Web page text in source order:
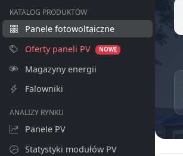
KATALOG PRODUKTÓW
Panele fotowoltaiczne
Oferty paneli PV
NOWE
Magazyny energii
Falowniki
ANALIZY RYNKU
Panele PV
Statystyki modułów PV